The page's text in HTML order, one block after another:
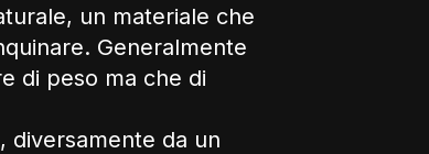
un materiale che
Generalmente
di peso ma che di
diversamente da un